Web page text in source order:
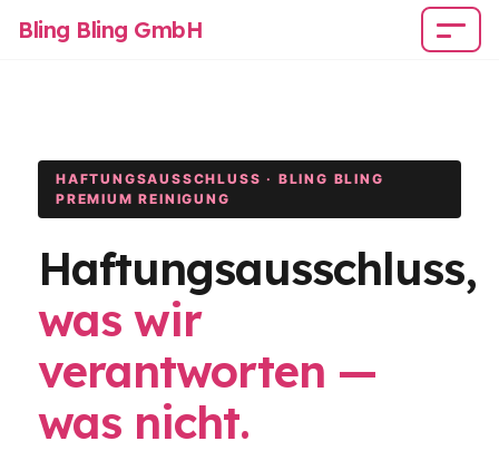
Bling Bling GmbH
HAFTUNGSAUSSCHLUSS · BLING BLING
PREMIUM REINIGUNG
Haftungsausschluss,
was wir
verantworten —
was nicht.